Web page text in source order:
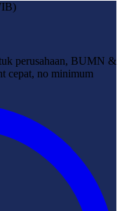
perusahaan, BUMN &
cepat, no minimum